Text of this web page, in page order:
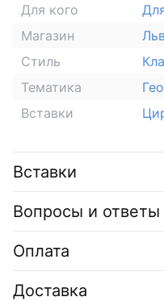
Для кого
Магазин
Стиль
Тематика
Вставки
Вставки
Вопросы и ответы
Оплата
Доставка